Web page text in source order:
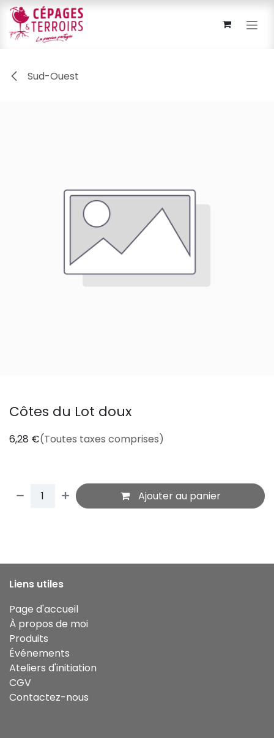
Se rendre au contenu
Sud-Ouest
Côtes du Lot doux
6,28 €(Toutes taxes comprises)
Ajouter au panier
Liens utiles
Page d'accueil
À propos de moi
Produits
Événements
Ateliers d'initiation
CGV
Contactez-nous